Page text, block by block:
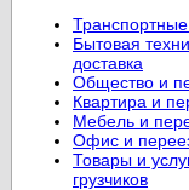
Транспортные
Бытовая
доставка
Общество и
Квартира и
Мебель и
Офис и
Товары и
грузчиков